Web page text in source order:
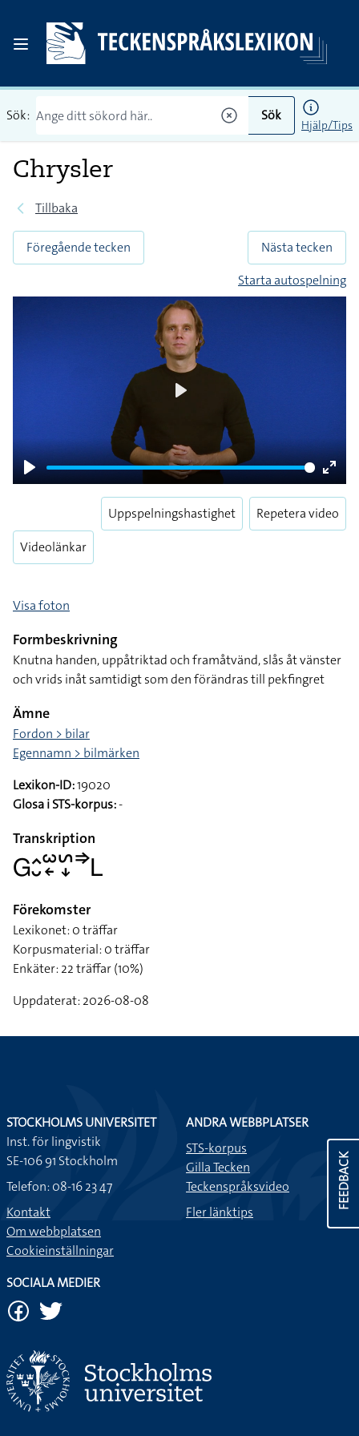
Sök: Sök
Hjälp/Tips
Chrysler
Tillbaka
Föregående tecken
Nästa tecken
Starta autospelning
Play
Enter
Videolänkar
Uppspelningshastighet Repetera video
Visa foton
Formbeskrivning
Knutna handen, uppåtriktad och framåtvänd, slås åt vänster
och vrids inåt samtidigt som den förändras till pekfingret
Ämne
Fordon > bilar
Egennamn > bilmärken
Lexikon-ID:19020
Glosa i STS-korpus:-
Transkription
􌤦􌤵􌤷􌥱􌦈􌥲􌦊􌦆􌥈
Förekomster
Lexikonet: 0 träffar
Korpusmaterial: 0 träffar
Enkäter: 22 träffar (10%)
Uppdaterat: 2026-08-08
FEEDBACK
STOCKHOLMS UNIVERSITET
Inst. för lingvistik
SE-106 91 Stockholm
Telefon: 08-16 23 47
Kontakt
Om webbplatsen
Cookieinställningar
ANDRA WEBBPLATSER
STS-korpus
Gilla Tecken
Teckenspråksvideo
Fler länktips
SOCIALA MEDIER